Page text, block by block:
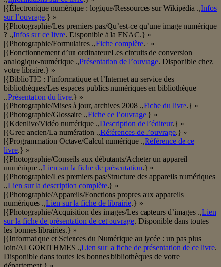
|{Électronique numérique : logique/Ressources sur Wikipédia .,Infos
sur l’ouvrage.} »
|{Photographie/Les premiers pas/Qu’est-ce qu’une image numérique
? .,Infos sur ce livre. Disponible à la FNAC.} »
|{Photographie/Formulaires .,Fiche complète.} »
|{Fonctionnement d’un ordinateur/Les circuits de conversion
analogique-numérique .,Présentation de l’ouvrage. Disponible chez
votre libraire.} »
|{BiblioTIC : l’informatique et l’Internet au service des
bibliothèques/Les espaces publics numériques en bibliothèque
.,Présentation du livre.} »
|{Photographie/Mises à jour, archives 2008 .,Fiche du livre.} »
|{Photographie/Glossaire .,Fiche de l’ouvrage.} »
|{Kdenlive/Vidéo numérique .,Description de l’éditeur.} »
|{Grec ancien/La numération .,Références de l’ouvrage.} »
|{Programmation Octave/Calcul numérique .,Référence de ce
livre.} »
|{Photographie/Conseils aux débutants/Acheter un appareil
numérique .,Lien sur la fiche de présentation.} »
|{Photographie/Les premiers pas/Structure des appareils numériques
.,Lien sur la description complète.} »
|{Photographie/Appareils/Fonctions propres aux appareils
numériques .,Lien sur la fiche de librairie.} »
|{Photographie/Acquisition des images/Les capteurs d’images .,Lien
sur la fiche de présentation de cet ouvrage. Disponible dans toutes
les bonnes librairies.} »
|{Informatique et Sciences du Numérique au lycée : un pas plus
loin/ALGORITHMES .,Lien sur la fiche de présentation de ce livre.
Disponible dans toutes les bonnes bibliothèques de votre
département.} »